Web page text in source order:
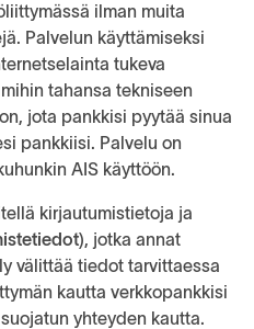
ilman muita
Palvelun käyttämiseksi
tukeva
tahansa tekniseen
jota pankkisi pyytää sinua
pankkiisi. Palvelu on
AIS käyttöön.
kirjautumistietoja ja
), jotka annat
välittää tiedot tarvittaessa
kautta verkkopankkisi
yhteyden kautta.